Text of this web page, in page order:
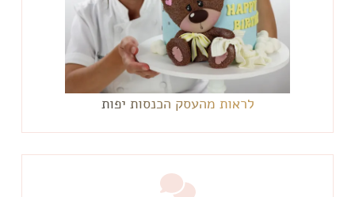
לראות מהעסק הכנסות יפות